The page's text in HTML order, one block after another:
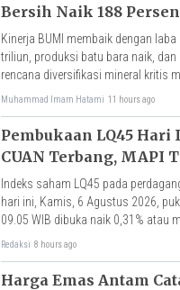
Bersih Naik 188 Persen
Kinerja BUMI membaik dengan laba
triliun, produksi batu bara naik, dan
rencana diversifikasi mineral kritis
akuisisi Loyal Metals.
Muhammad Imam Hatami 11 hours ago
Pembukaan LQ45 Hari
CUAN Terbang, MAPI
Indeks saham LQ45 pada
hari ini, Kamis, 6 Agustus 2026,
09.05 WIB dibuka naik 0,31% atau
2 poin ke level 635,97.
Redaksi 8 hours ago
Harga Emas Antam